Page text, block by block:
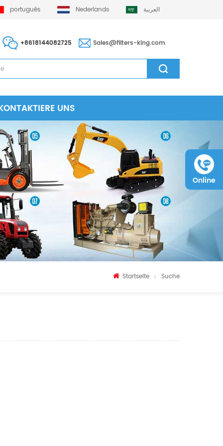
português Nederlands العربية
+8618144082725 Sales@filters-king.com
UNS
Startseite Suche
Online